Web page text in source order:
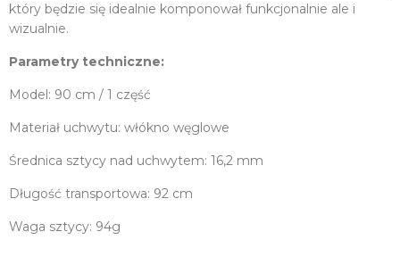
który będzie się idealnie komponował funkcjonalnie ale i
wizualnie.
Parametry techniczne:
Model: 90 cm / 1 część
Materiał uchwytu: włókno węglowe
Średnica sztycy nad uchwytem: 16,2 mm
Długość transportowa: 92 cm
Waga sztycy: 94g